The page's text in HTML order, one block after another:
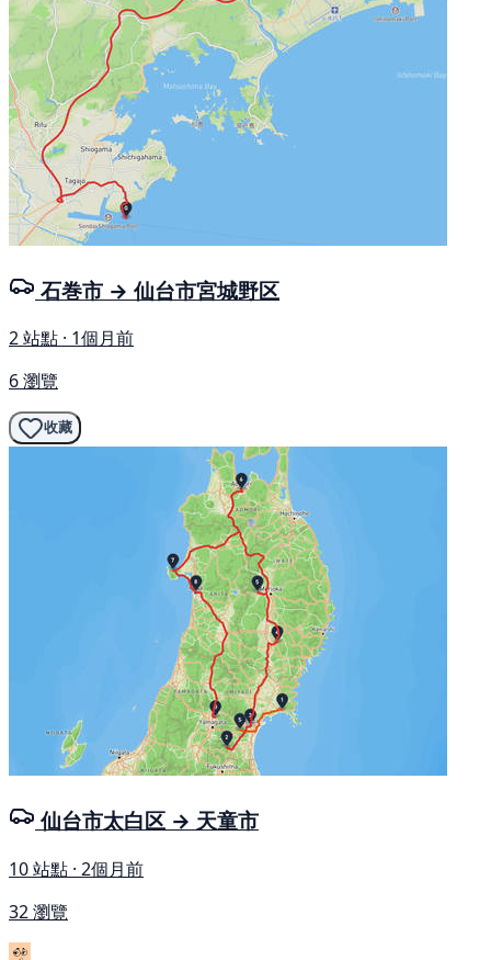
石巻市 → 仙台市宮城野区
2 站點 · 1個月前
6 瀏覽
收藏
仙台市太白区 → 天童市
10 站點 · 2個月前
32 瀏覽